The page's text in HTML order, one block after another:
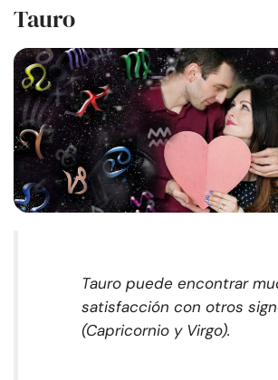
Tauro
Tauro puede encontrar
satisfacción con otros
(Capricornio y Virgo).